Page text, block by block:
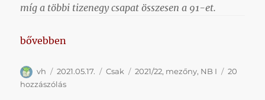
míg a többi tizenegy csapat összesen a 91-et.
„Az NB I. 2021/22-es szezonjának mezőnye”
bővebben
Szerző
vh Közzétéve
2021.05.17. Kategória
Csak Címke
2021/22, mezőny, NB I
20
hozzászólásAz